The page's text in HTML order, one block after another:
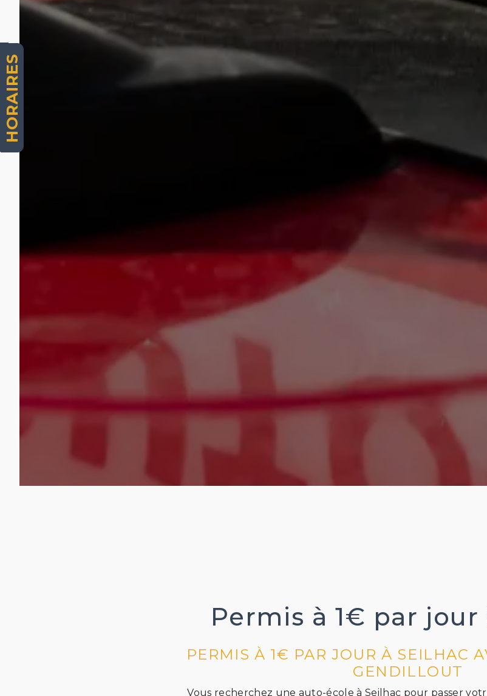
Permis à 1€ par jour
PERMIS À 1€ PAR JOUR À SEILHAC
GENDILLOUT
Vous recherchez une auto-école à Seilhac pour passer
HORAIRES